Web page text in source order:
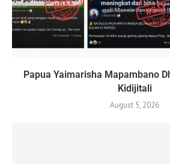
Papua Yaimarisha Mapambano
Kidijitali
August 5, 2026